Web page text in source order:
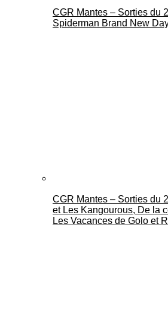
CGR Mantes – Sorties du
Spiderman Brand New
CGR Mantes – Sorties du
et Les Kangourous, De la
Les Vacances de Golo et